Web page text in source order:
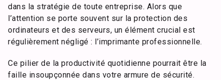
dans la stratégie de toute entreprise. Alors que
l’attention se porte souvent sur la protection des
ordinateurs et des serveurs, un élément crucial est
régulièrement négligé : l’imprimante professionnelle.
Ce pilier de la productivité quotidienne pourrait être la
faille insoupçonnée dans votre armure de sécurité.